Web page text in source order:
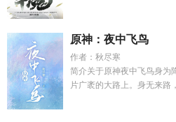
原神：夜中飞鸟
作者：秋尽寒
简介关于原神夜中飞鸟身为
片广袤的大路上。身无来路